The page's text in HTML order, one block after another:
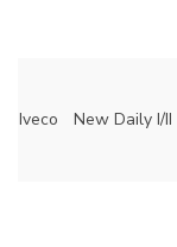
Iveco New Daily I/II